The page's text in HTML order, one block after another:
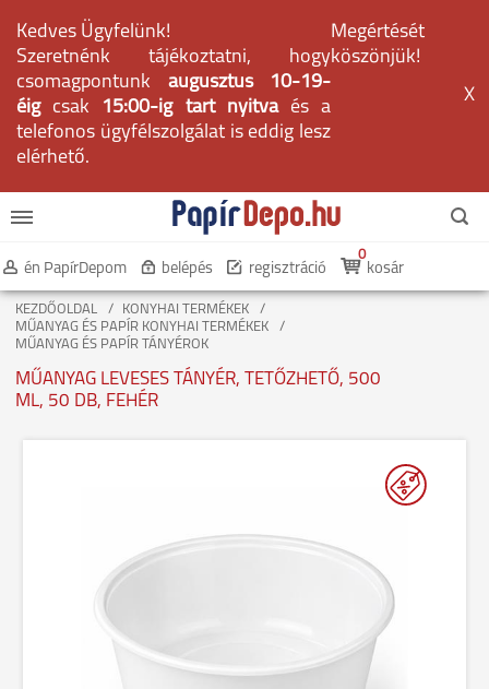
Kedves Ügyfelünk!
Szeretnénk tájékoztatni, hogy
csomagpontunk augusztus 10-19-
éig csak 15:00-ig tart nyitvaés a
telefonos ügyfélszolgálat is eddig lesz
elérhető.
Megértését
köszönjük!
X
én PapírDepom belépés regisztráció kosár
0
KEZDŐOLDAL
KONYHAI TERMÉKEK
MŰANYAG ÉS PAPÍR KONYHAI TERMÉKEK
MŰANYAG ÉS PAPÍR TÁNYÉROK
MŰANYAG LEVESES TÁNYÉR, TETŐZHETŐ, 500
ML, 50 DB, FEHÉR